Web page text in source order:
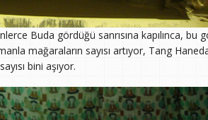
Buda gördüğü sanrısına kapılınca,
mağaraların sayısı artıyor, Tang
bini aşıyor.